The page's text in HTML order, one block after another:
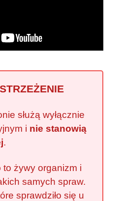
służą wyłącznie
i nie stanowią
.
to żywy organizm i
samych spraw.
sprawdziło się u